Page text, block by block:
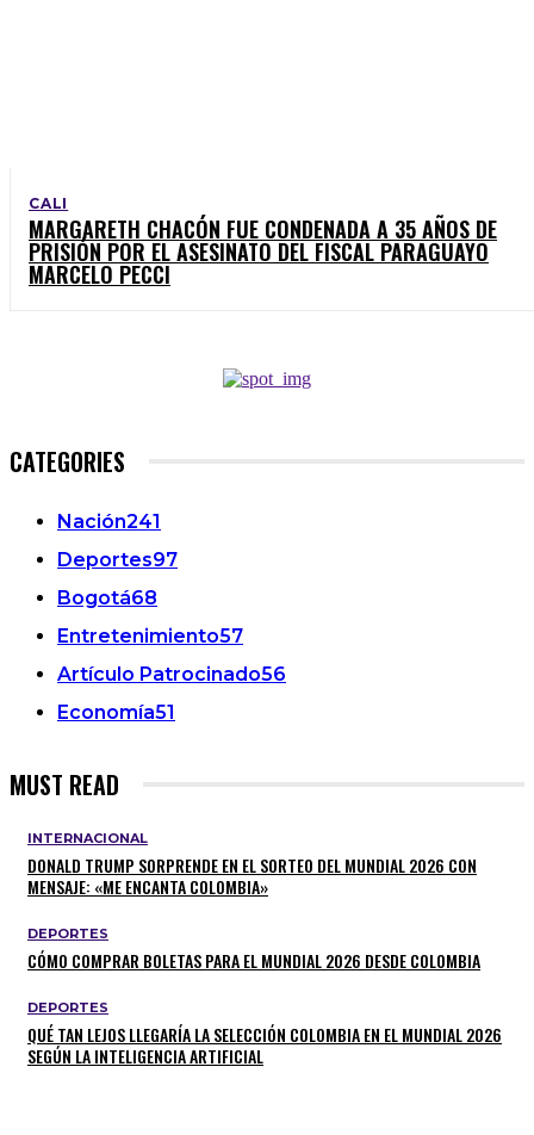
CALI
MARGARETH CHACÓN FUE CONDENADA A 35 AÑOS DE
PRISIÓN POR EL ASESINATO DEL FISCAL PARAGUAYO
MARCELO PECCI
CATEGORIES
Nación241
Deportes97
Bogotá68
Entretenimiento57
Artículo Patrocinado56
Economía51
MUST READ
INTERNACIONAL
DONALD TRUMP SORPRENDE EN EL SORTEO DEL MUNDIAL 2026 CON
MENSAJE: «ME ENCANTA COLOMBIA»
DEPORTES
CÓMO COMPRAR BOLETAS PARA EL MUNDIAL 2026 DESDE COLOMBIA
DEPORTES
QUÉ TAN LEJOS LLEGARÍA LA SELECCIÓN COLOMBIA EN EL MUNDIAL 2026
SEGÚN LA INTELIGENCIA ARTIFICIAL